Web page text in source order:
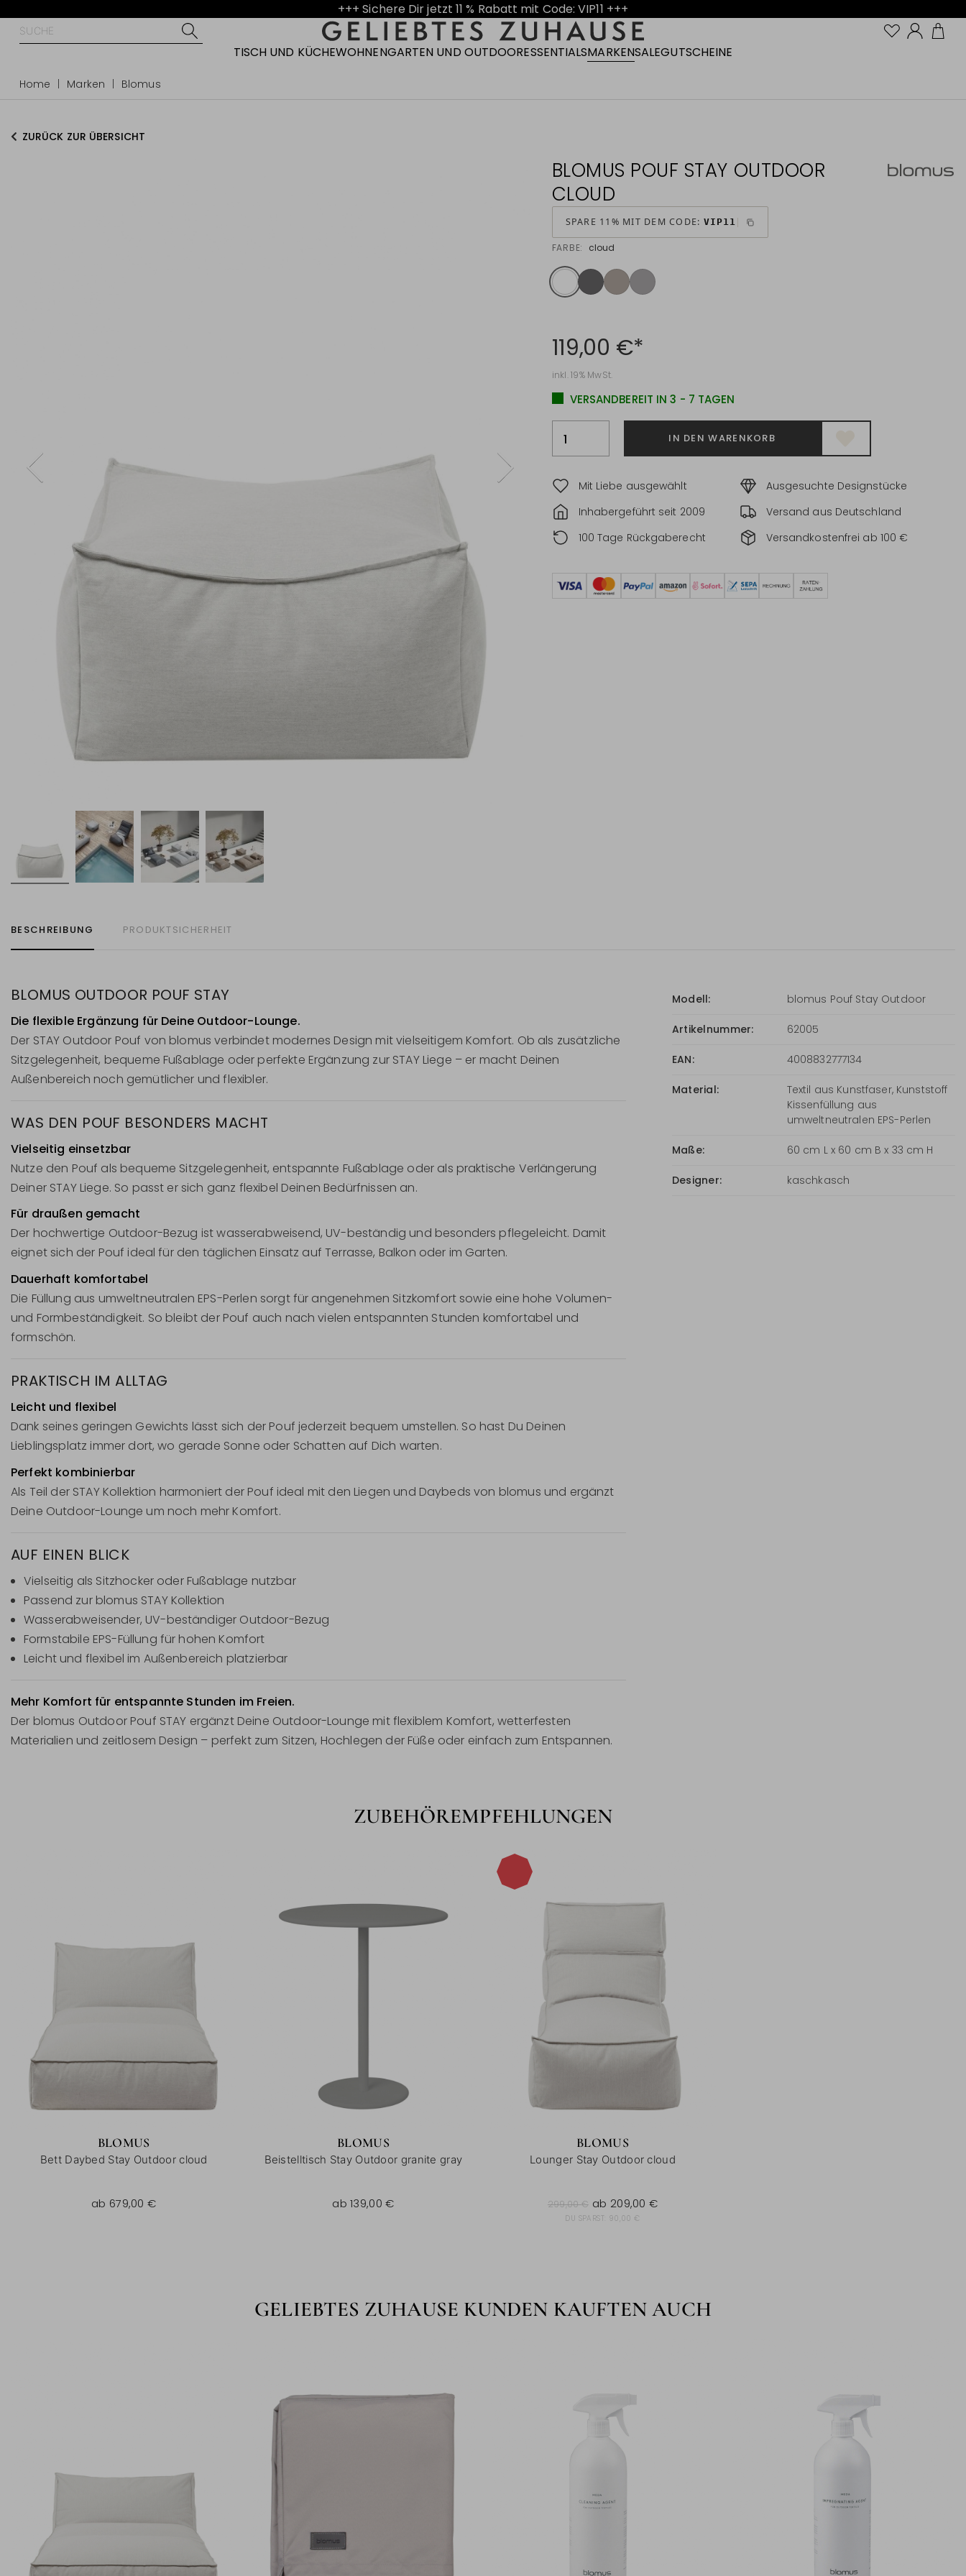
+++ Sichere Dir jetzt 11 % Rabatt mit Code: VIP11 +++
Konto
TISCH UND KÜCHEWOHNENGARTEN UND OUTDOORESSENTIALSMARKENSALEGUTSCHEINE
Home Marken Blomus
ZURÜCK ZUR ÜBERSICHT
BLOMUS POUF STAY OUTDOOR
CLOUD
SPARE 11% MIT DEM CODE: VIP11
FARBE: cloud
119,00 €*
inkl. 19% MwSt.
VERSANDBEREIT IN 3 - 7 TAGEN
IN DEN WARENKORB
Mit Liebe ausgewählt
Ausgesuchte Designstücke
Inhabergeführt seit 2009
Versand aus Deutschland
100 Tage Rückgaberecht
Versandkostenfrei ab 100 €
BESCHREIBUNG PRODUKTSICHERHEIT
BLOMUS OUTDOOR POUF STAY
Die flexible Ergänzung für Deine Outdoor-Lounge.
Der STAY Outdoor Pouf von blomus verbindet modernes Design mit vielseitigem Komfort. Ob als zusätzliche
Sitzgelegenheit, bequeme Fußablage oder perfekte Ergänzung zur STAY Liege – er macht Deinen
Außenbereich noch gemütlicher und flexibler.
WAS DEN POUF BESONDERS MACHT
Vielseitig einsetzbar
Nutze den Pouf als bequeme Sitzgelegenheit, entspannte Fußablage oder als praktische Verlängerung
Deiner STAY Liege. So passt er sich ganz flexibel Deinen Bedürfnissen an.
Für draußen gemacht
Der hochwertige Outdoor-Bezug ist wasserabweisend, UV-beständig und besonders pflegeleicht. Damit
eignet sich der Pouf ideal für den täglichen Einsatz auf Terrasse, Balkon oder im Garten.
Dauerhaft komfortabel
Die Füllung aus umweltneutralen EPS-Perlen sorgt für angenehmen Sitzkomfort sowie eine hohe Volumen-
und Formbeständigkeit. So bleibt der Pouf auch nach vielen entspannten Stunden komfortabel und
formschön.
PRAKTISCH IM ALLTAG
Leicht und flexibel
Dank seines geringen Gewichts lässt sich der Pouf jederzeit bequem umstellen. So hast Du Deinen
Lieblingsplatz immer dort, wo gerade Sonne oder Schatten auf Dich warten.
Perfekt kombinierbar
Als Teil der STAY Kollektion harmoniert der Pouf ideal mit den Liegen und Daybeds von blomus und ergänzt
Deine Outdoor-Lounge um noch mehr Komfort.
AUF EINEN BLICK
Vielseitig als Sitzhocker oder Fußablage nutzbar
Passend zur blomus STAY Kollektion
Wasserabweisender, UV-beständiger Outdoor-Bezug
Formstabile EPS-Füllung für hohen Komfort
Leicht und flexibel im Außenbereich platzierbar
Mehr Komfort für entspannte Stunden im Freien.
Der blomus Outdoor Pouf STAY ergänzt Deine Outdoor-Lounge mit flexiblem Komfort, wetterfesten
Materialien und zeitlosem Design – perfekt zum Sitzen, Hochlegen der Füße oder einfach zum Entspannen.
Modell: blomus Pouf Stay Outdoor
Artikelnummer: 62005
EAN: 4008832777134
Material:
Textil aus Kunstfaser, Kunststoff
Kissenfüllung aus
umweltneutralen EPS-Perlen
Maße: 60 cm L x 60 cm B x 33 cm H
Designer: kaschkasch
ZUBEHÖREMPFEHLUNGEN
BLOMUS
Bett Daybed Stay Outdoor cloud
ab 679,00 €
BLOMUS
Beistelltisch Stay Outdoor granite gray
ab139,00 €
BLOMUS
Lounger Stay Outdoor cloud
299,00 € ab 209,00 €
DU SPARST: 90,00 €
299,00 €
GELIEBTES ZUHAUSE KUNDEN KAUFTEN AUCH